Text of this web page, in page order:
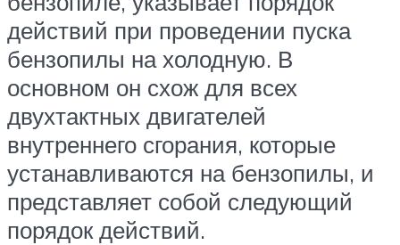
действий при проведении пуска
бензопилы на холодную. В
основном он схож для всех
двухтактных двигателей
внутреннего сгорания, которые
устанавливаются на бензопилы, и
представляет собой следующий
порядок действий.